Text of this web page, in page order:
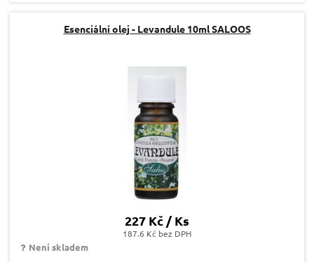
Esenciální olej - Levandule 10ml SALOOS
227 Kč / Ks
187.6 Kč bez DPH
Není skladem